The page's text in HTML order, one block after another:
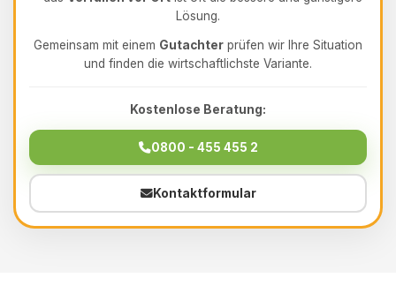
Lösung.
Gemeinsam mit einem Gutachter prüfen wir Ihre Situation
und finden die wirtschaftlichste Variante.
Kostenlose Beratung:
0800 - 455 455 2
Kontaktformular